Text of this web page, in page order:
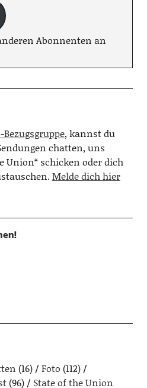
Abonnenten an
, kannst du
chatten, uns
Union“ schicken oder dich
Melde dich hier
(16) Foto (112)
(96)
State of the Union